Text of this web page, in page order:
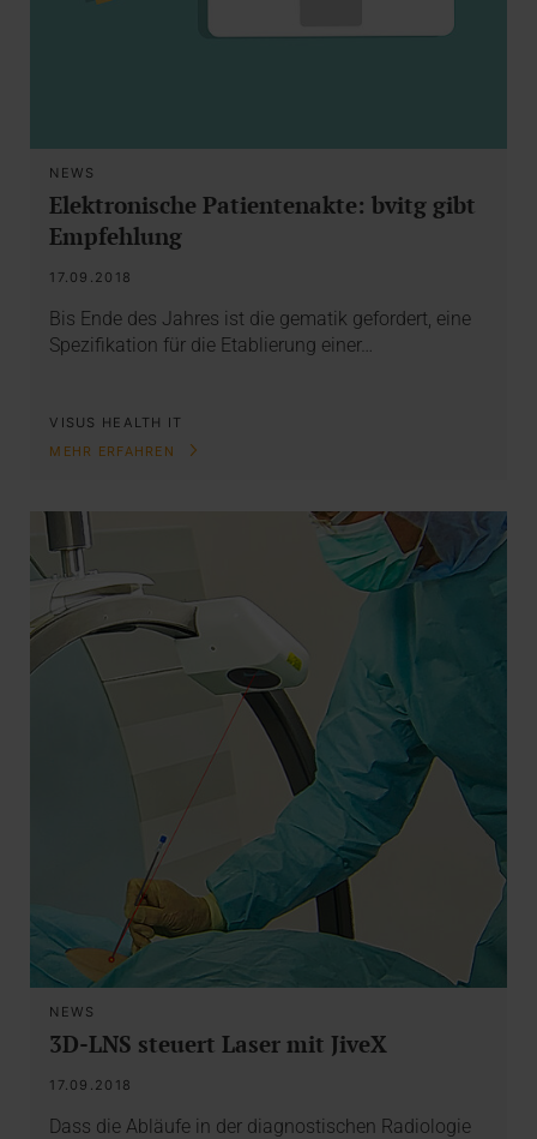
NEWS
Elektronische Patientenakte: bvitg gibt
Empfehlung
17.09.2018
Bis Ende des Jahres ist die gematik gefordert, eine
Spezifikation für die Etablierung einer…
VISUS HEALTH IT
MEHR ERFAHREN
NEWS
3D-LNS steuert Laser mit JiveX
17.09.2018
Dass die Abläufe in der diagnostischen Radiologie